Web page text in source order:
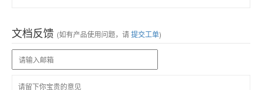
文档反馈 (如有产品使用问题，请提交工单)